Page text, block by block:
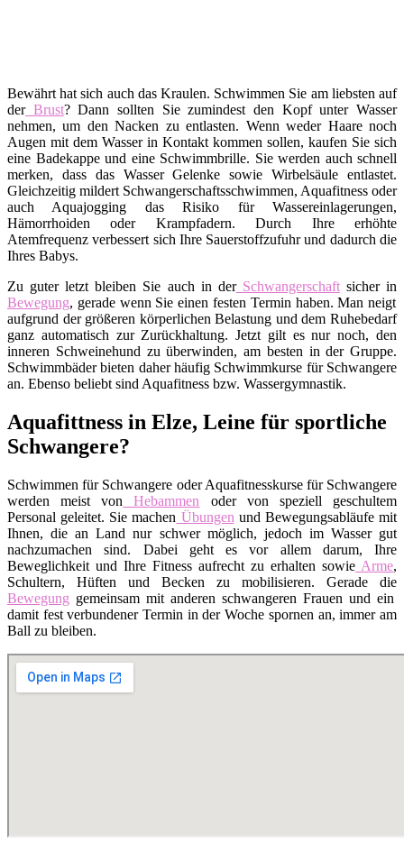
Bewährt hat sich auch das Kraulen. Schwimmen Sie am liebsten auf
derBrust? Dann sollten Sie zumindest den Kopf unter Wasser
nehmen, um den Nacken zu entlasten. Wenn weder Haare noch
Augen mit dem Wasser in Kontakt kommen sollen, kaufen Sie sich
eine Badekappe und eine Schwimmbrille. Sie werden auch schnell
merken, dass das Wasser Gelenke sowie Wirbelsäule entlastet.
Gleichzeitig mildert Schwangerschaftsschwimmen, Aquafitness oder
auch Aquajogging das Risiko für Wassereinlagerungen,
Hämorrhoiden oder Krampfadern. Durch Ihre erhöhte
Atemfrequenz verbessert sich Ihre Sauerstoffzufuhr und dadurch die
Ihres Babys.
Zu guter letzt bleiben Sie auch in derSchwangerschaftsicher in
Bewegung, gerade wenn Sie einen festen Termin haben. Man neigt
aufgrund der größeren körperlichen Belastung und dem Ruhebedarf
ganz automatisch zur Zurückhaltung. Jetzt gilt es nur noch, den
inneren Schweinehund zu überwinden, am besten in der Gruppe.
Schwimmbäder bieten daher häufig Schwimmkurse für Schwangere
an. Ebenso beliebt sind Aquafitness bzw. Wassergymnastik.
Aquafittness in Elze, Leine für sportliche
Schwangere?
Schwimmen für Schwangere oder Aquafitnesskurse für Schwangere
werden meist von Hebammen oder von speziell geschultem
Personal geleitet. Sie machen Übungen und Bewegungsabläufe mit
Ihnen, die an Land nur schwer möglich, jedoch im Wasser gut
nachzumachen sind. Dabei geht es vor allem darum, Ihre
Beweglichkeit und Ihre Fitness aufrecht zu erhalten sowie Arme,
Schultern, Hüften und Becken zu mobilisieren. Gerade die
Bewegung gemeinsam mit anderen schwangeren Frauen und ein
damit fest verbundener Termin in der Woche spornen an, immer am
Ball zu bleiben.